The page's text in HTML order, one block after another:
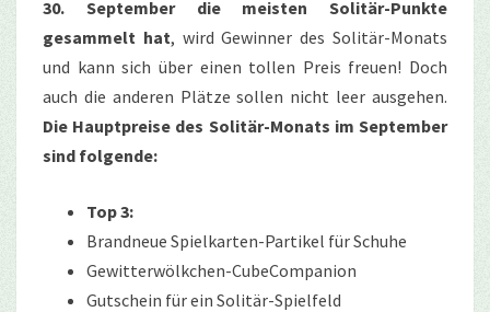
30. September die meisten Solitär-Punkte
gesammelt hat, wird Gewinner des Solitär-Monats
und kann sich über einen tollen Preis freuen! Doch
auch die anderen Plätze sollen nicht leer ausgehen.
Die Hauptpreise des Solitär-Monats im September
sind folgende:
Top 3:
Brandneue Spielkarten-Partikel für Schuhe
Gewitterwölkchen-CubeCompanion
Gutschein für ein Solitär-Spielfeld